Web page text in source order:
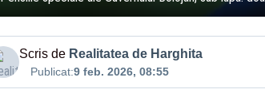
Scris de Realitatea de Harghita
Publicat:9 feb. 2026, 08:55